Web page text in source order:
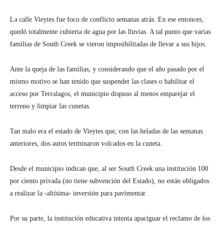
La calle Vieytes fue foco de conflicto semanas atrás. En ese entonces,
quedó totalmente cubierta de agua por las lluvias. A tal punto que varias
familias de South Creek se vieron imposibilitadas de llevar a sus hijos.
Ante la queja de las familias, y considerando que el año pasado por el
mismo motivo se han tenido que suspender las clases o habilitar el
acceso por Terralagos, el municipio dispuso al menos emparejar el
terreno y limpiar las cunetas.
Tan malo era el estado de Vieytes que, con las heladas de las semanas
anteriores, dos autos terminaron volcados en la cuneta.
Desde el municipio indican que, al ser South Creek una institución 100
por ciento privada (no tiene subvención del Estado), no están obligados
a realizar la -altísima- inversión para pavimentar.
Por su parte, la institución educativa intenta apaciguar el reclamo de los